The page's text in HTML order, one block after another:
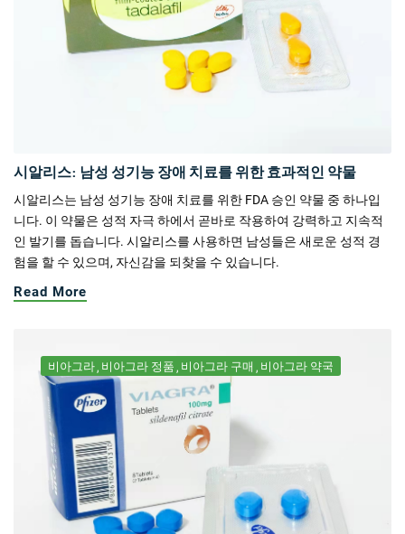
시알리스: 남성 성기능 장애 치료를 위한 효과적인 약물
시알리스는 남성 성기능 장애 치료를 위한 FDA 승인 약물 중 하나입
니다. 이 약물은 성적 자극 하에서 곧바로 작용하여 강력하고 지속적
인 발기를 돕습니다. 시알리스를 사용하면 남성들은 새로운 성적 경
험을 할 수 있으며, 자신감을 되찾을 수 있습니다.
Read More
비아그라 비아그라 정품 비아그라 구매 비아그라 약국